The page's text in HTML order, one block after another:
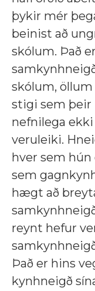
þykir mér
beinist að
skólum. Það
skólum, öllum
stigi sem þeir
nefnilega
veruleiki.
hver sem hún
sem
hægt að
reynt hefur
Það er hins
kynhneigð